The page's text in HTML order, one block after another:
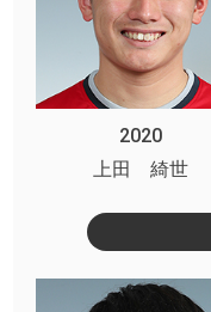
2020
上田 綺世